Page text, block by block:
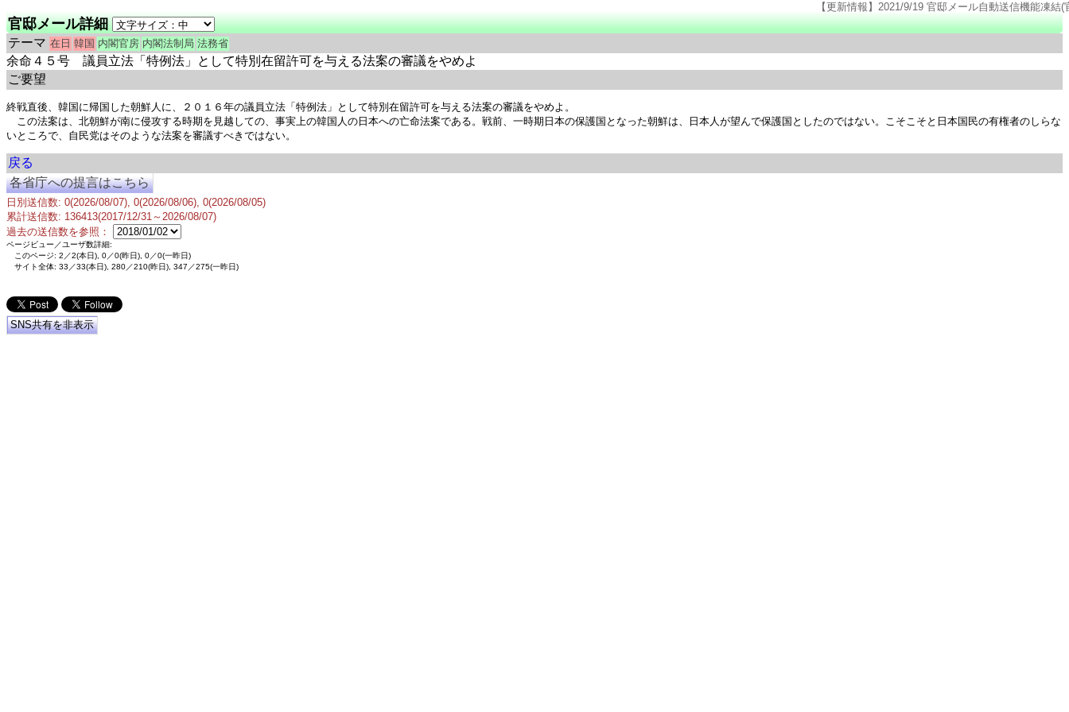
官邸メール詳細
テーマ 在日 韓国 内閣官房 内閣法制局 法務省
余命４５号 議員立法「特例法」として特別在留許可を与える法案の審議をやめよ
ご要望
終戦直後、韓国に帰国した朝鮮人に、２０１６年の議員立法「特例法」として特別在留許可を与える法案の審議をやめよ。
この法案は、北朝鮮が南に侵攻する時期を見越しての、事実上の韓国人の日本への亡命法案である。戦前、一時期日本の保護国となった朝鮮は、日本人が望んで保護国としたのではない。こそこそと日本国民の有権者のしらな
いところで、自民党はそのような法案を審議すべきではない。
戻る
各省庁への提言はこちら
日別送信数: 0(2026/08/07), 0(2026/08/06), 0(2026/08/05)
累計送信数: 136413(2017/12/31～2026/08/07)
過去の送信数を参照：
【更新情報】2021/9/19 官邸メール自動送信機能凍結(
ページビュー／ユーザ数詳細:
このページ: 2／2(本日), 0／0(昨日), 0／0(一昨日)
サイト全体: 33／33(本日), 280／210(昨日), 347／275(一昨日)